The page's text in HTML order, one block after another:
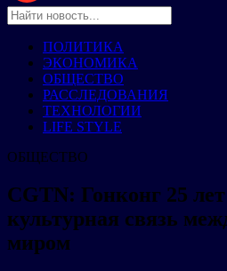
ПОЛИТИКА
ЭКОНОМИКА
ОБЩЕСТВО
РАССЛЕДОВАНИЯ
ТЕХНОЛОГИИ
LIFE STYLE
ОБЩЕСТВО
CGTN: Гонконг 25
культурная связь
миром